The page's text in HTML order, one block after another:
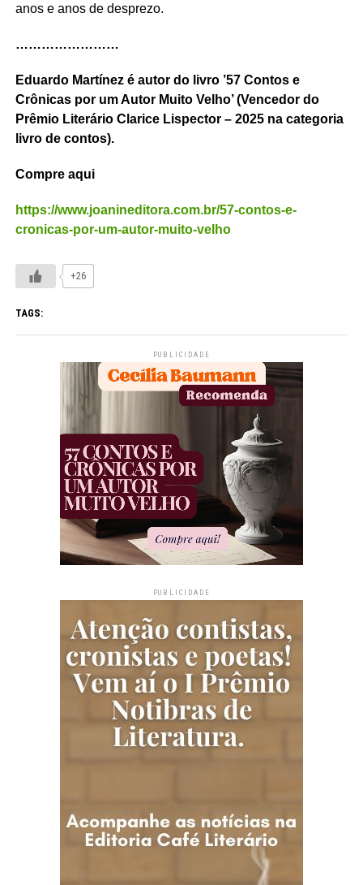
anos e anos de desprezo.
……………………
Eduardo Martínez é autor do livro ’57 Contos e
Crônicas por um Autor Muito Velho’ (Vencedor do
Prêmio Literário Clarice Lispector – 2025 na categoria
livro de contos).
Compre aqui
https://www.joanineditora.com.br/57-contos-e-
cronicas-por-um-autor-muito-velho
+26
TAGS:
PUBLICIDADE
PUBLICIDADE